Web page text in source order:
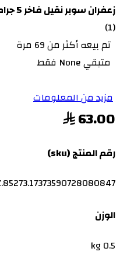
زعفران سوبر نقيل فاخر 5 جرام
(1)
تم بيعه أكثر من 69 مرة
متبقي None فقط
مزيد من المعلومات
63.00
رقم المنتج (sku)
الوزن
0.5 kg